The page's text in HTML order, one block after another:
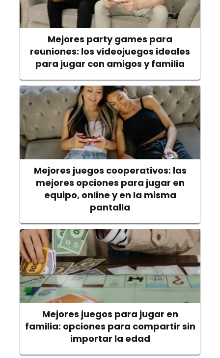
Mejores party games para
reuniones: los videojuegos ideales
para jugar con amigos y familia
Mejores juegos cooperativos: las
mejores opciones para jugar en
equipo, online y en la misma
pantalla
Mejores juegos para jugar en
familia: opciones para compartir sin
importar la edad